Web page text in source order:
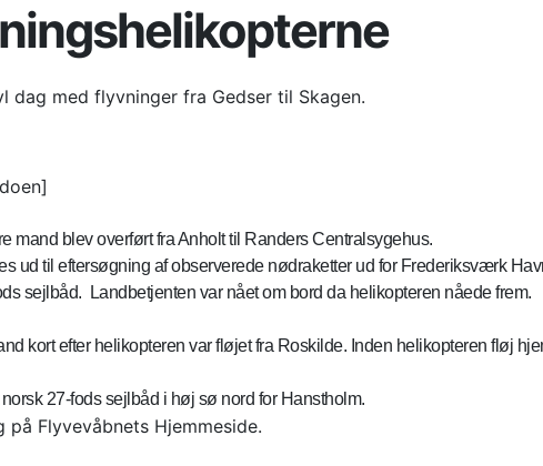
dag med flyvninger fra Gedser til Skagen.
mand blev overført fra Anholt til Randers Centralsygehus.
ud til eftersøgning af observerede nødraketter ud for Frederiksværk
sejlbåd. Landbetjenten var nået om bord da helikopteren nåede frem.
kort efter helikopteren var fløjet fra Roskilde. Inden helikopteren fløj
27-fods sejlbåd i høj sø nord for Hanstholm.
Flyvevåbnets Hjemmeside.